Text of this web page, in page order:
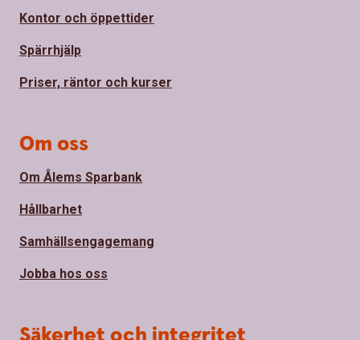
Kontor och öppettider
Spärrhjälp
Priser, räntor och kurser
Om oss
Om Ålems Sparbank
Hållbarhet
Samhällsengagemang
Jobba hos oss